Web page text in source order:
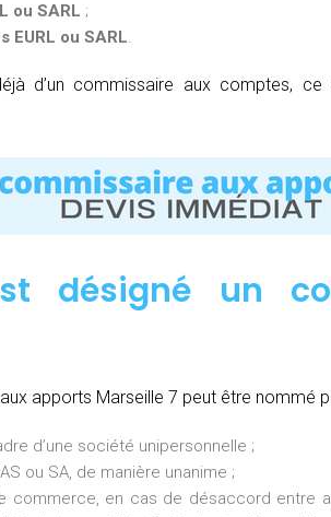
ou SARL ;
EURL ou SARL.
d’un commissaire aux comptes,
désigné un
apports Marseille 7 peut être nommé
d’une société unipersonnelle ;
ou SA, de manière unanime ;
commerce, en cas de désaccord entre